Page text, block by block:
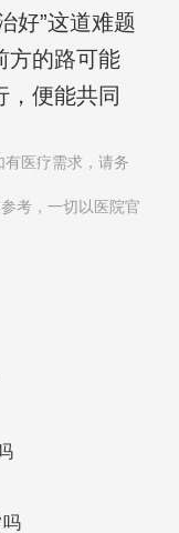
好”这道难题
方的路可能
，便能共同
医疗需求，请务
考，一切以医院官
吗